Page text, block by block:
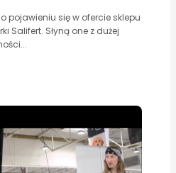
pojawieniu się w ofercie sklepu
Salifert. Słyną one z dużej